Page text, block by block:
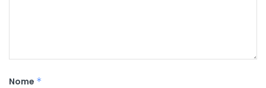
Nome *